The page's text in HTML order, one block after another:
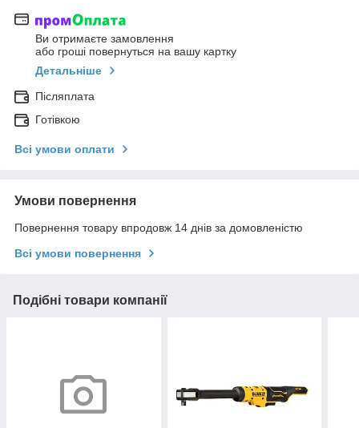
Ви отримаєте замовлення
або гроші повернуться на вашу картку
Детальніше
Післяплата
Готівкою
Всі умови оплати
Умови повернення
Повернення товару впродовж 14 днів за домовленістю
Всі умови повернення
Подібні товари компанії